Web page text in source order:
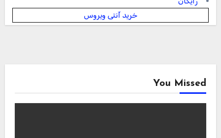
خرید آنتی ویروس
You Missed